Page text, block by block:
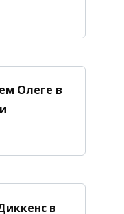
Олеге в
в